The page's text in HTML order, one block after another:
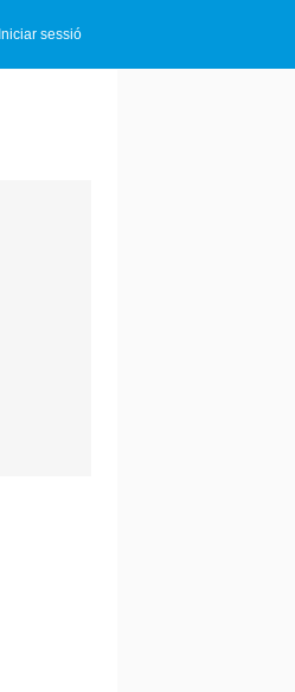
Iniciar sessió